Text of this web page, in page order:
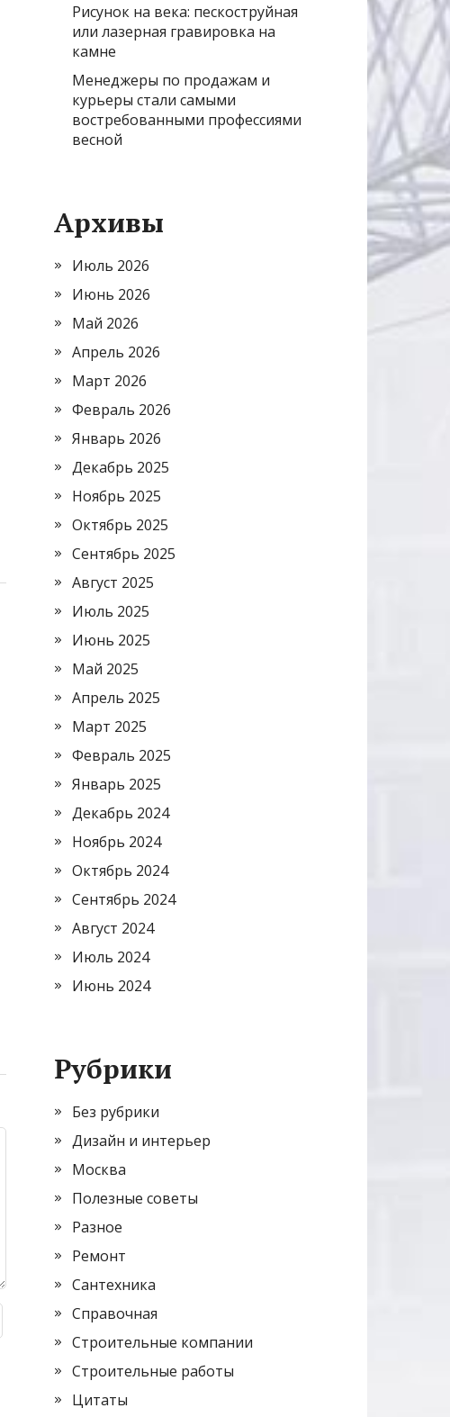
Рисунок на века: пескоструйная
или лазерная гравировка на
камне
Менеджеры по продажам и
курьеры стали самыми
востребованными профессиями
весной
Архивы
Июль 2026
Июнь 2026
Май 2026
Апрель 2026
Март 2026
Февраль 2026
Январь 2026
Декабрь 2025
Ноябрь 2025
Октябрь 2025
Сентябрь 2025
Август 2025
Июль 2025
Июнь 2025
Май 2025
Апрель 2025
Март 2025
Февраль 2025
Январь 2025
Декабрь 2024
Ноябрь 2024
Октябрь 2024
Сентябрь 2024
Август 2024
Июль 2024
Июнь 2024
Рубрики
Без рубрики
Дизайн и интерьер
Москва
Полезные советы
Разное
Ремонт
Сантехника
Справочная
Строительные компании
Строительные работы
Цитаты